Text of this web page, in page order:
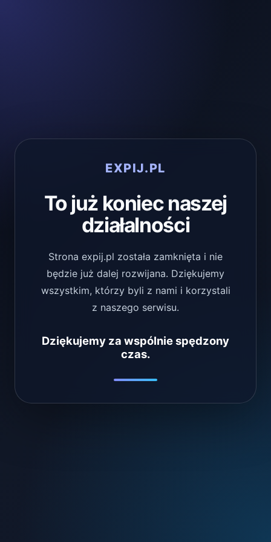
EXPIJ.PL
To już koniec naszej
działalności
Strona expij.pl została zamknięta i nie
będzie już dalej rozwijana. Dziękujemy
wszystkim, którzy byli z nami i korzystali
z naszego serwisu.
Dziękujemy za wspólnie spędzony
czas.